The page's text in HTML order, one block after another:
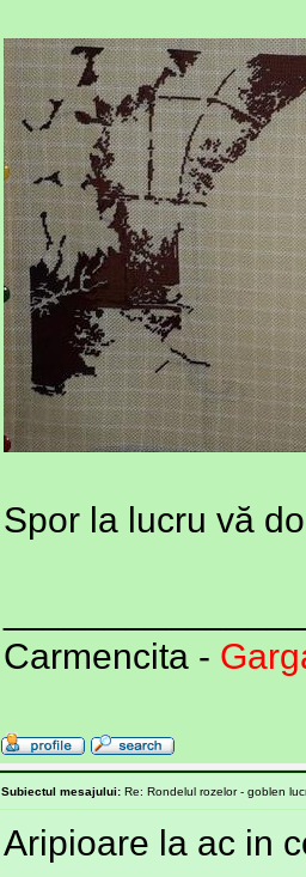
Spor la lucru vă
Carmencita -
Subiectul mesajului: Re: Rondelul rozelor - goblen
Aripioare la ac in